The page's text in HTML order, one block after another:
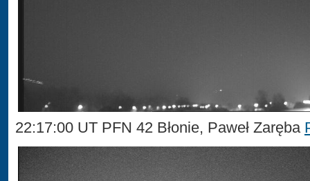
22:17:00 UT PFN 42 Błonie, Paweł Zaręba